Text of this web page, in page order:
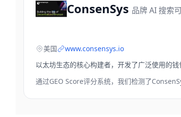
ConsenSys 品牌 AI 搜索
美国
www.consensys.io
以太坊生态的核心构建者，开发了广泛使用的
通过GEO Score评分系统，我们检测了